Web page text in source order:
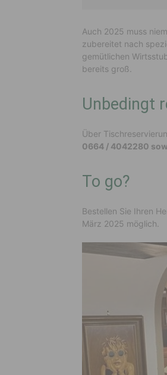
Auch 2025 muss
zubereitet nach
gemütlichen
bereits groß.
Unbedingt
Über
0664 / 4042280
To go?
Bestellen Sie Ihren
März 2025 möglich.